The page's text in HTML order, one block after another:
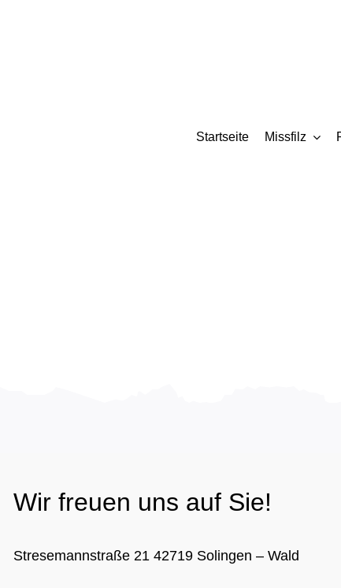
Startseite Missfilz
Wir freuen uns auf Sie!
Stresemannstraße 21 42719 Solingen – Wald